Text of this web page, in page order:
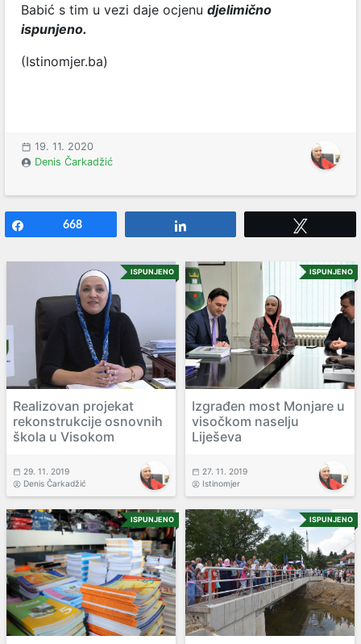
Babić s tim u vezi daje ocjenu djelimično
ispunjeno.
(Istinomjer.ba)
19. 11. 2020
Denis Čarkadžić
668
ISPUNJENO
Realizovan projekat
rekonstrukcije osnovnih
škola u Visokom
29. 11. 2019
Denis Čarkadžić
ISPUNJENO
Izgrađen most Monjare u
visočkom naselju
Liješeva
27. 11. 2019
Istinomjer
ISPUNJENO ISPUNJENO